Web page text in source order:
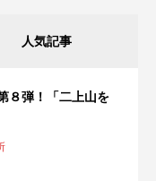
人気記事
８弾！「二上山を